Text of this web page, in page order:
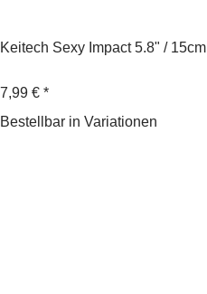
Keitech Sexy Impact 5.8" / 15cm
7,99 € *
Bestellbar in Variationen